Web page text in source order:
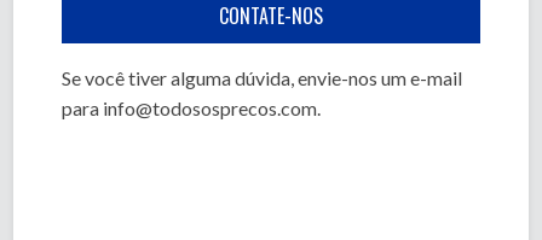
CONTATE-NOS
Se você tiver alguma dúvida, envie-nos um e-mail
para info@todososprecos.com.